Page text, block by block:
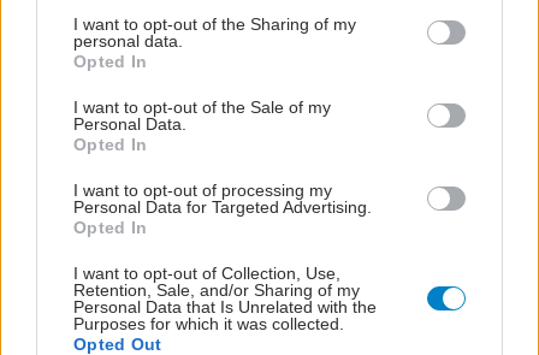
not limited to your visit or usage behaviour. You may click to
grant or deny consent to Google and its third-party tags to
use your data for below specified purposes in below Google
consent section.
I want to opt-out of the Sharing of my
personal data.
Opted In
I want to opt-out of the Sale of my
Personal Data.
Opted In
I want to opt-out of processing my
Personal Data for Targeted Advertising.
Opted In
I want to opt-out of Collection, Use,
Retention, Sale, and/or Sharing of my
Personal Data that Is Unrelated with the
Purposes for which it was collected.
Opted Out